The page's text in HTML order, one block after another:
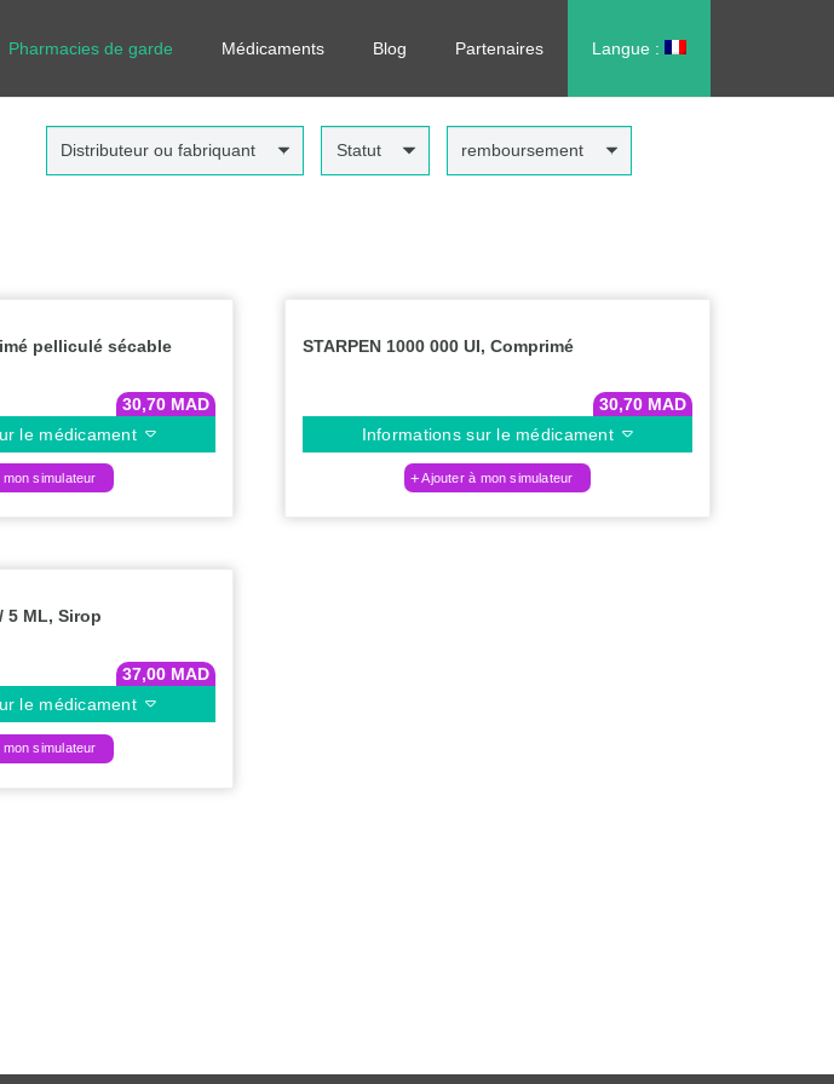
Pharmacies de garde Médicaments Blog Partenaires Langue :
ainsi le coût total de votre ordonnance, sans vous déplacer !
Distributeur ou fabriquant Statut remboursement
pelliculé sécable
30,70 MAD
le médicament
simulateur
STARPEN 1000 000 UI, Comprimé
30,70 MAD
Informations sur le médicament
Ajouter à mon simulateur
5 ML, Sirop
37,00 MAD
le médicament
simulateur